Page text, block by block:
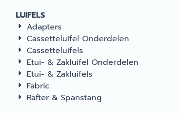
LUIFELS
Adapters
Cassetteluifel Onderdelen
Cassetteluifels
Etui- & Zakluifel Onderdelen
Etui- & Zakluifels
Fabric
Rafter & Spanstang